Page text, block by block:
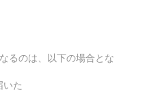
るのは、以下の場合とな
いた